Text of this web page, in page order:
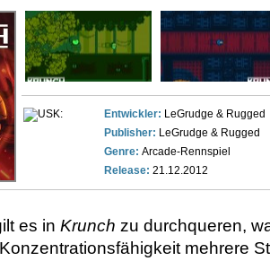
Entwickler: LeGrudge & Rugged
Publisher: LeGrudge & Rugged
Genre: Arcade-Rennspiel
Release: 21.12.2012
es in Krunch zu durchqueren,
mehrere